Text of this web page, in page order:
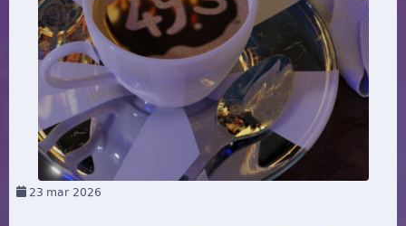
23 mar 2026